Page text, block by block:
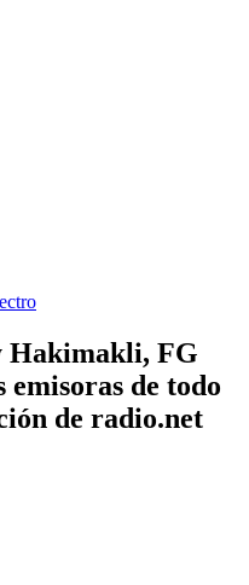
Hakimakli, FG
emisoras de todo
de radio.net